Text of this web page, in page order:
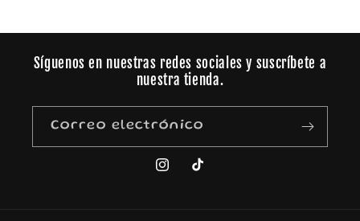
Síguenos en nuestras redes sociales y suscríbete a
nuestra tienda.
Correo electrónico
Instagram
TikTok